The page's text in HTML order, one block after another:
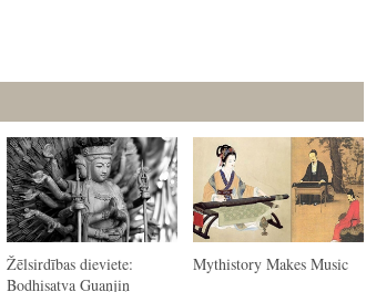
Žēlsirdības dieviete:
Bodhisatva Guaņjiņ
Mythistory Makes Music